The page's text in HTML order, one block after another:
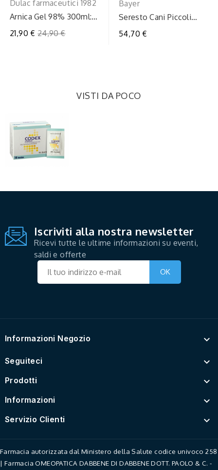
Dulac farmaceutici 1982
Arnica Gel 98% 300ml:
Intenso
21,90 € Prezzo
24,90 €
Bayer
Seresto Cani Piccoli
54,70 €
VISTI DA POCO
Iscriviti alla nostra newsletter
Ricevi tutte le ultime informazioni su eventi,
saldi e offerte
Informazioni Negozio 
Seguiteci 
Prodotti 
Informazioni 
Servizio Clienti 
Farmacia autorizzata dal Ministero della Salute codice univoco 258
| Farmacia OMEOPATICA DABBENE DI DABBENE DOTT. PAOLO & C. -